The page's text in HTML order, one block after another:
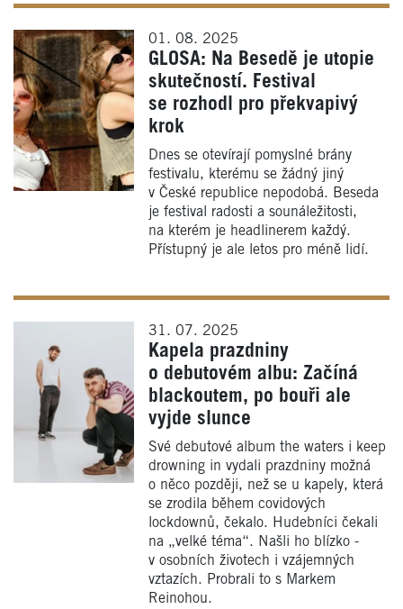
01. 08. 2025
GLOSA: Na Besedě je utopie
skutečností. Festival
se rozhodl pro překvapivý
krok
Dnes se otevírají pomyslné brány
festivalu, kterému se žádný jiný
v České republice nepodobá. Beseda
je festival radosti a sounáležitosti,
na kterém je headlinerem každý.
Přístupný je ale letos pro méně lidí.
31. 07. 2025
Kapela prazdniny
o debutovém albu: Začíná
blackoutem, po bouři ale
vyjde slunce
Své debutové album the waters i keep
drowning in vydali prazdniny možná
o něco později, než se u kapely, která
se zrodila během covidových
lockdownů, čekalo. Hudebníci čekali
na „velké téma“. Našli ho blízko -
v osobních životech i vzájemných
vztazích. Probrali to s Markem
Reinohou.